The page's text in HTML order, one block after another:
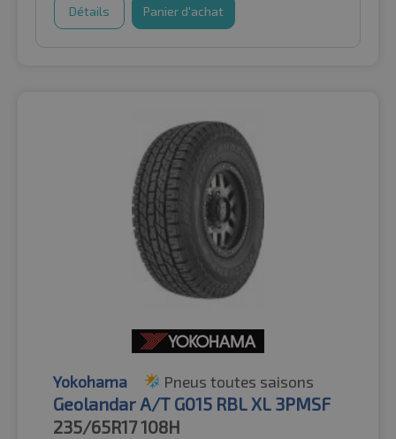
Détails Panier d'achat
Yokohama Pneus toutes saisons
Geolandar A/T G015 RBL XL 3PMSF
235/65R17108H